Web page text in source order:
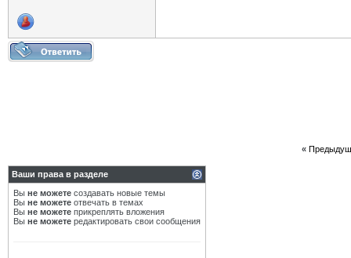
«
Ваши права в разделе
Вы не можете создавать новые темы
Вы не можете отвечать в темах
Вы не можете прикреплять вложения
Вы не можете редактировать свои сообщения